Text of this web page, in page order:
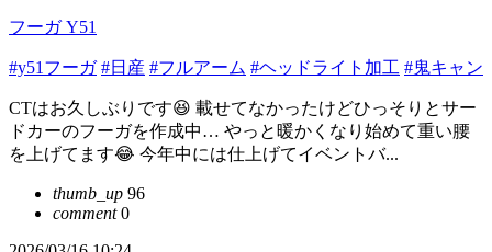
フーガ Y51
#y51フーガ #日産 #フルアーム #ヘッドライト加工 #鬼キャン
CTはお久しぶりです😆 載せてなかったけどひっそりとサー
ドカーのフーガを作成中… やっと暖かくなり始めて重い腰
を上げてます😂 今年中には仕上げてイベントバ...
thumb_up 96
comment0